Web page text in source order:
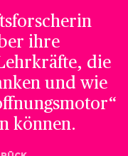
ihre
die
und wie
können.